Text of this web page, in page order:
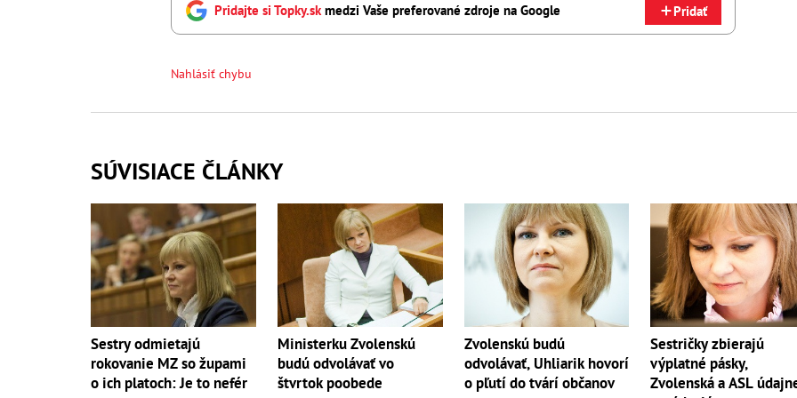
Pridajte si Topky.skmedzi Vaše preferované zdroje na Google Pridať
Nahlásiť chybu
SÚVISIACE ČLÁNKY
Sestry odmietajú
rokovanie MZ so župami
o ich platoch: Je to nefér
Ministerku Zvolenskú
budú odvolávať vo
štvrtok poobede
Zvolenskú budú
odvolávať, Uhliarik hovorí
o pľutí do tvárí občanov
Sestričky zbierajú
výplatné pásky,
Zvolenská a ASL